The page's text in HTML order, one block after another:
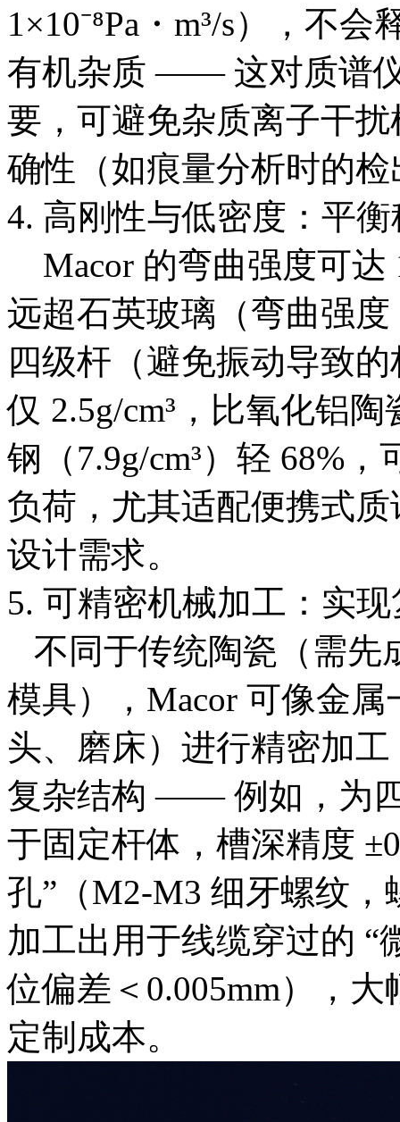
1×10⁻⁸Pa・m³/s），不
有机杂质 —— 这对质谱
要，可避免杂质离子干
确性（如痕量分析时的
4. 高刚性与低密度：平
Macor 的弯曲强度可达
远超石英玻璃（弯曲强
四级杆（避免振动导致
仅 2.5g/cm³，比氧化铝
钢（7.9g/cm³）轻 68%
负荷，尤其适配便携式
设计需求。​
5. 可精密机械加工：实
不同于传统陶瓷（需先
模具），Macor 可像金
头、磨床）进行精密加
复杂结构 —— 例如，为
于固定杆体，槽深精度
孔”（M2-M3 细牙螺纹，
加工出用于线缆穿过的 “
位偏差＜0.005mm），
定制成本。​